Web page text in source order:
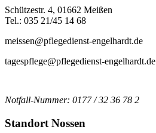
Schützestr. 4, 01662 Meißen
Tel.: 035 21/45 14 68
meissen@pflegedienst-engelhardt.de
tagespflege@pflegedienst-engelhardt.de
Notfall-Nummer: 0177 / 32 36 78 2
Standort Nossen